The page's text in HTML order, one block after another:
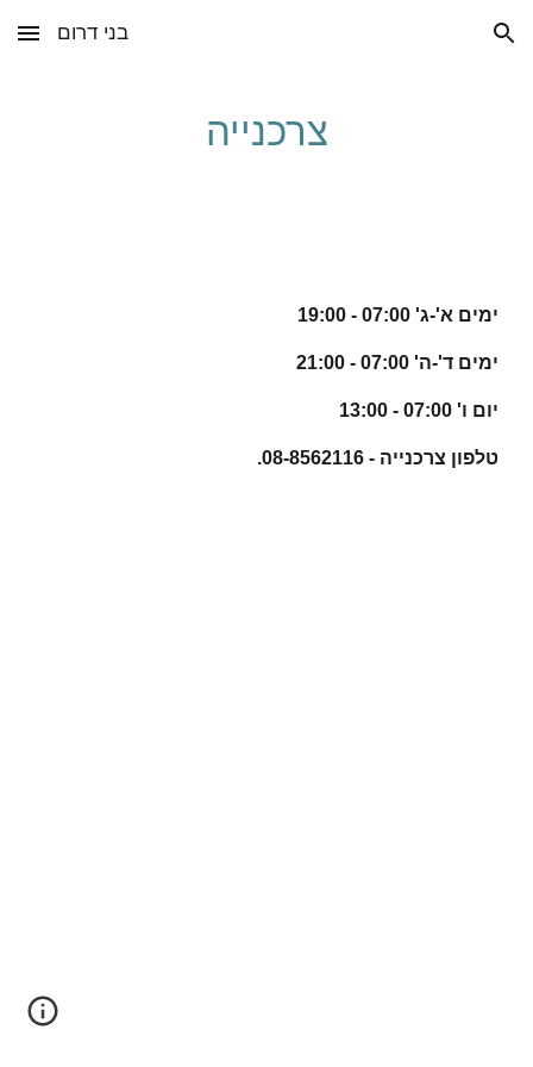
Skip to main content Skip to navigation בני דרום
צרכנייה
ימים א'-ג' 07:00 - 19:00
ימים ד'-ה' 07:00 - 21:00
יום ו' 07:00 - 13:00
טלפון צרכנייה - 08-8562116.